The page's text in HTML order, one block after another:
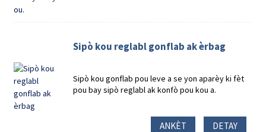
Sipò kou reglabl gonflab ak èrbag
Sipò kou gonflab pou leve a se yon aparèy ki fèt
pou bay sipò reglabl ak konfò pou kou a.
ANKÈT DETAY